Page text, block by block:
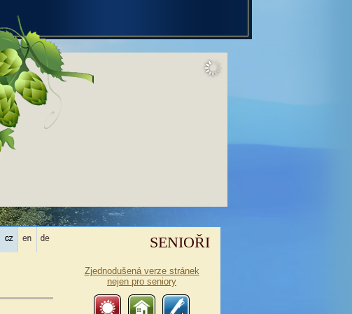
SENIOŘI
Zjednodušená verze stránek
nejen pro seniory